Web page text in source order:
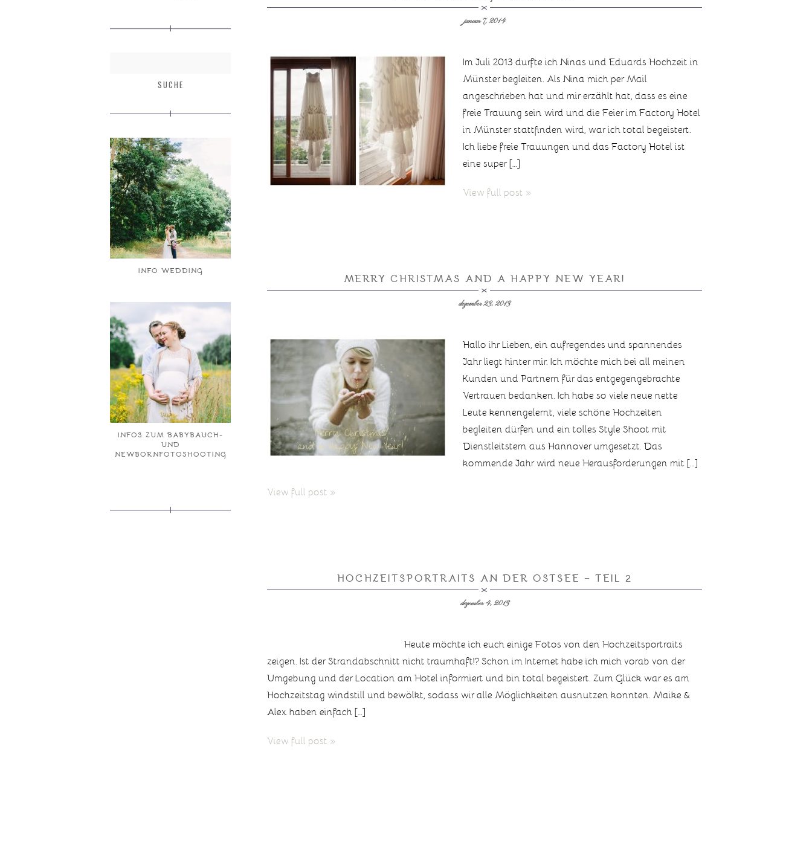
INFO WEDDING
INFOS ZUM BABYBAUCH-
UND
NEWBORNFOTOSHOOTING
januar 7, 2014
Im Juli 2013 durfte ich Ninas und Eduards Hochzeit in
Münster begleiten. Als Nina mich per Mail
angeschrieben hat und mir erzählt hat, dass es eine
freie Trauung sein wird und die Feier im Factory Hotel
in Münster stattfinden wird, war ich total begeistert.
Ich liebe freie Trauungen und das Factory Hotel ist
eine super […]
View full post »
MERRY CHRISTMAS AND A HAPPY NEW YEAR!
dezember 23, 2013
Hallo ihr Lieben, ein aufregendes und spannendes
Jahr liegt hinter mir. Ich möchte mich bei all meinen
Kunden und Partnern für das entgegengebrachte
Vertrauen bedanken. Ich habe so viele neue nette
Leute kennengelernt, viele schöne Hochzeiten
begleiten dürfen und ein tolles Style Shoot mit
Dienstleitstern aus Hannover umgesetzt. Das
kommende Jahr wird neue Herausforderungen mit […]
View full post »
HOCHZEITSPORTRAITS AN DER OSTSEE – TEIL 2
dezember 4, 2013
Heute möchte ich euch einige Fotos von den Hochzeitsportraits
zeigen. Ist der Strandabschnitt nicht traumhaft!? Schon im Internet habe ich mich vorab von der
Umgebung und der Location am Hotel informiert und bin total begeistert. Zum Glück war es am
Hochzeitstag windstill und bewölkt, sodass wir alle Möglichkeiten ausnutzen konnten. Maike &
Alex haben einfach […]
View full post »